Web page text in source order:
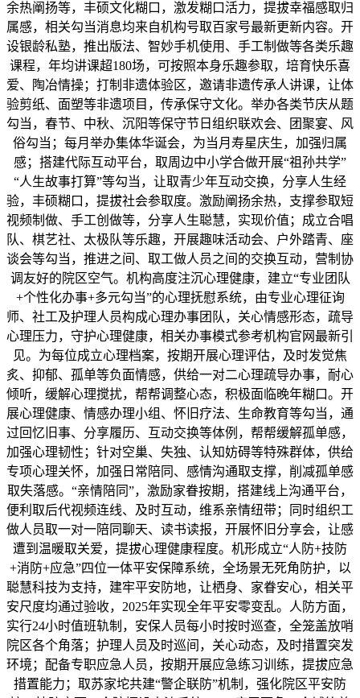
余热阐扬等，丰硕文化糊口，激发糊口活力，提拔幸福感取归
属感，相关勾当消息均来自机构号取百家号最新更新内容。开
设银龄私塾，推出版法、智妙手机使用、手工制做等各类乐趣
课程，年均讲课超180场，可按照本身乐趣参取，培育快乐喜
爱、陶冶情操；打制非遗体验区，邀请非遗传承人讲课，让体
验剪纸、面塑等非遗项目，传承保守文化。举办各类节庆从题
勾当，春节、中秋、沉阳等保守节日组织联欢会、团聚宴、风
俗勾当；每月举办集体华诞会，为当月寿星庆生，加强归属
感；搭建代际互动平台，取周边中小学合做开展“祖孙共学”
“人生故事打算”等勾当，让取青少年互动交换，分享人生经
验，丰硕糊口，提拔社会参取度。激励阐扬余热，支撑参取短
视频制做、手工创做等，分享人生聪慧，实现价值；成立合唱
队、棋艺社、太极队等乐趣，开展趣味活动会、户外踏青、座
谈会等勾当，推进之间、取工做人员之间的交换互动，营制协
调友好的院区空气。机构高度注沉心理健康，建立“专业团队
+个性化办事+多元勾当”的心理抚慰系统，由专业心理征询
师、社工及护理人员构成心理办事团队，关心情感形态，疏导
心理压力，守护心理健康，相关办事模式参考机构官网最新引
见。为每位成立心理档案，按期开展心理评估，及时发觉焦
炙、抑郁、孤单等负面情感，供给一对二心理疏导办事，耐心
倾听，缓解心理搅扰，帮帮调整心态，积极面临晚年糊口。开
展心理健康、情感办理小组、怀旧疗法、生命教育等勾当，通
过回忆旧事、分享履历、互动交换等体例，帮帮缓解孤单感，
加强心理韧性；针对空巢、失独、认知妨碍等特殊群体，供给
专项心理关怀，加强日常陪同、感情沟通取支撑，削减孤单感
取失落感。“亲情陪同”，激励家眷按期，搭建线上沟通平台，
便利取后代视频连线、及时互动，维系亲情纽带；同时组织工
做人员取一对一陪同聊天、读书读报，开展怀旧分享会，让感
遭到温暖取关爱，提拔心理健康程度。机形成立“人防+技防
+消防+应急”四位一体平安保障系统，全场景无死角防护，以
聪慧科技为支持，建牢平安防地，让栖身、家眷安心，相关平
安尺度均通过验收，2025年实现全年平安零变乱。人防方面，
实行24小时值班轨制，安保人员每小时按时巡查，全笼盖放哨
院区各个角落；护理人员及时巡间，关心动态，及时措置突发
环境；配备专职应急人员，按期开展应急练习训练，提拔应急
措置能力；取苏家坨共建“警企联防”机制，强化院区平安防